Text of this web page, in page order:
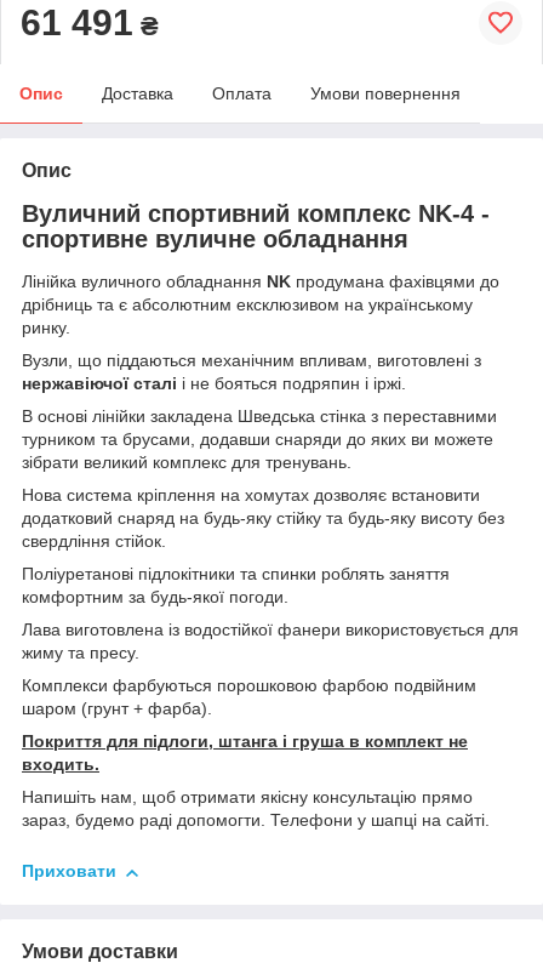
61 491 ₴
Опис Доставка Оплата Умови повернення
Опис
Вуличний спортивний комплекс NK-4 -
спортивне вуличне обладнання
Лінійка вуличного обладнання NK продумана фахівцями до
дрібниць та є абсолютним ексклюзивом на українському
ринку.
Вузли, що піддаються механічним впливам, виготовлені з
нержавіючої сталі і не бояться подряпин і іржі.
В основі лінійки закладена Шведська стінка з переставними
турником та брусами, додавши снаряди до яких ви можете
зібрати великий комплекс для тренувань.
Нова система кріплення на хомутах дозволяє встановити
додатковий снаряд на будь-яку стійку та будь-яку висоту без
свердління стійок.
Поліуретанові підлокітники та спинки роблять заняття
комфортним за будь-якої погоди.
Лава виготовлена із водостійкої фанери використовується для
жиму та пресу.
Комплекси фарбуються порошковою фарбою подвійним
шаром (грунт + фарба).
Покриття для підлоги, штанга і груша в комплект не
входить.
Напишіть нам, щоб отримати якісну консультацію прямо
зараз, будемо раді допомогти. Телефони у шапці на сайті.
Приховати
Умови доставки